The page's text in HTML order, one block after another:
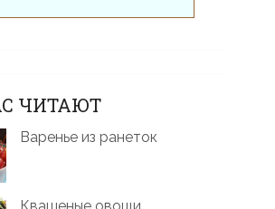
ЧИТАЮТ
Варенье из ранеток